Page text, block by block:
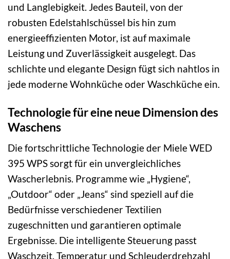
und Langlebigkeit. Jedes Bauteil, von der
robusten Edelstahlschüssel bis hin zum
energieeffizienten Motor, ist auf maximale
Leistung und Zuverlässigkeit ausgelegt. Das
schlichte und elegante Design fügt sich nahtlos in
jede moderne Wohnküche oder Waschküche ein.
Technologie für eine neue Dimension des
Waschens
Die fortschrittliche Technologie der Miele WED
395 WPS sorgt für ein unvergleichliches
Wascherlebnis. Programme wie „Hygiene“,
„Outdoor“ oder „Jeans“ sind speziell auf die
Bedürfnisse verschiedener Textilien
zugeschnitten und garantieren optimale
Ergebnisse. Die intelligente Steuerung passt
Waschzeit, Temperatur und Schleuderdrehzahl